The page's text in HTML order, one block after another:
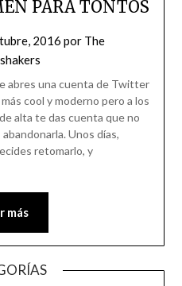
PARA TONTOS
2016 por The
abres una cuenta de Twitter
cool y moderno pero a los
alta te das cuenta que no
Unos días,
retomarlo, y
más